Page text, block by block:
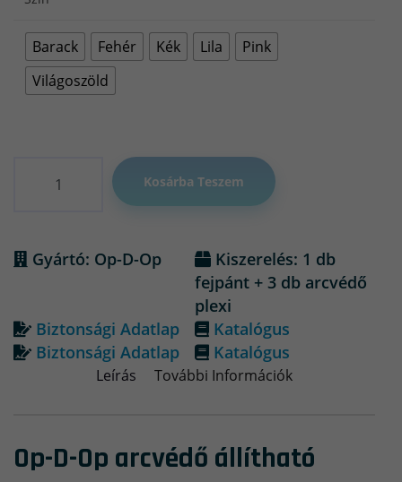
Barack Fehér Kék Lila
Pink
Világoszöld
Kosárba Teszem
Gyártó: Op-D-Op
Kiszerelés: 1 db
fejpánt + 3 db arcvédő
plexi
Biztonsági Adatlap
Katalógus
Biztonsági Adatlap
Katalógus
Leírás További Információk
Op-D-Op arcvédő állítható